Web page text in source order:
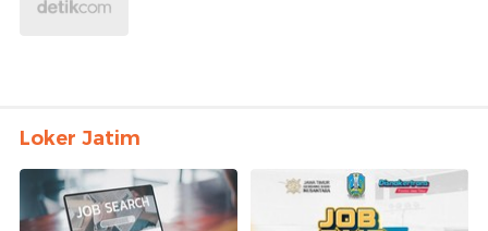
Loker Jatim